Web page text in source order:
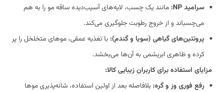
سرامید NP:
مانند یک چسب، لایه‌های آسیب‌دیده ساقه مو را به هم
می‌چسباند و از خروج رطوبت جلوگیری می‌کند.
پروتئین‌های گیاهی (سویا و گندم): با تغذیه عمقی، موهای متخلخل را پر
کرده و ظاهری ابریشمی به آن‌ها می‌بخشد.
مزایای استفاده برای کاربران زیبایی کالا:
رفع فوری وز و گره: بلافاصله بعد از اولین استفاده، شانه‌پذیری موها